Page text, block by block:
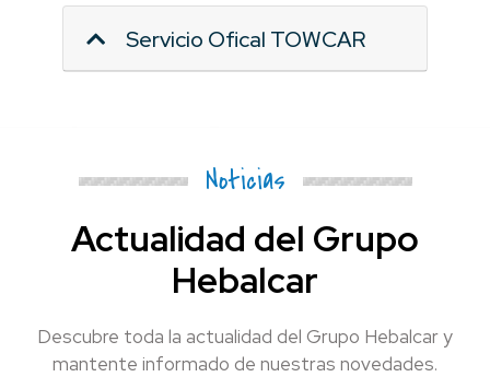
Servicio Ofical TOWCAR
Noticias
Actualidad del Grupo
Hebalcar
Descubre toda la actualidad del Grupo Hebalcar y
mantente informado de nuestras novedades.